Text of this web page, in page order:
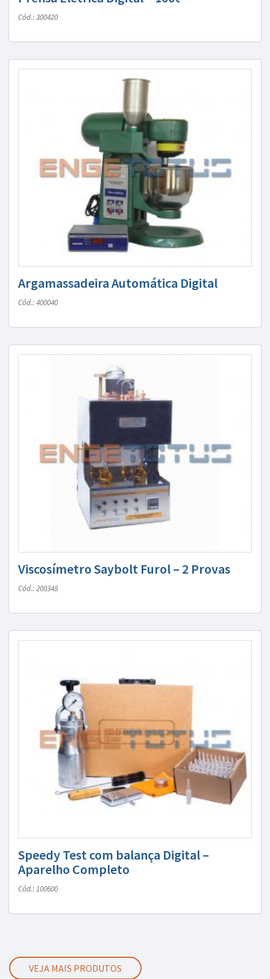
Cód.: 300420
Argamassadeira Automática Digital
Cód.: 400040
Viscosímetro Saybolt Furol – 2 Provas
Cód.: 200348
Speedy Test com balança Digital –
Aparelho Completo
Cód.: 100600
VEJA MAIS PRODUTOS